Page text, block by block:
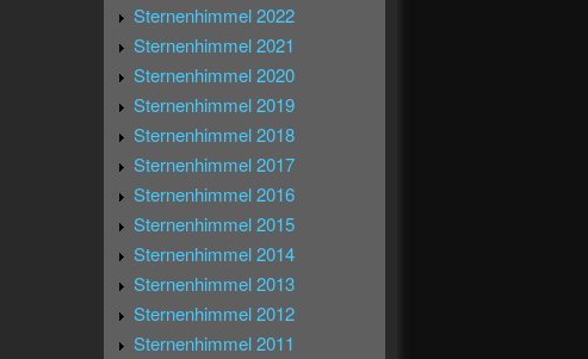
Sternenhimmel 2022
Sternenhimmel 2021
Sternenhimmel 2020
Sternenhimmel 2019
Sternenhimmel 2018
Sternenhimmel 2017
Sternenhimmel 2016
Sternenhimmel 2015
Sternenhimmel 2014
Sternenhimmel 2013
Sternenhimmel 2012
Sternenhimmel 2011